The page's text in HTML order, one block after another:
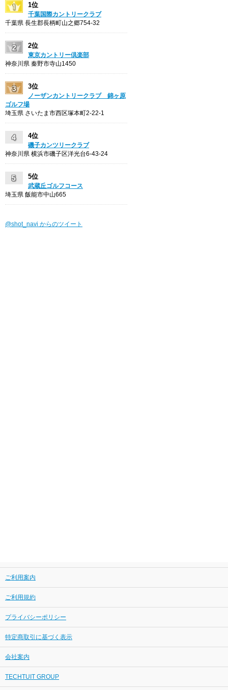
1位
千葉国際カントリークラブ
千葉県 長生郡長柄町山之郷754-32
2位
東京カントリー倶楽部
神奈川県 秦野市寺山1450
3位
ノーザンカントリークラブ 錦ヶ原
ゴルフ場
埼玉県 さいたま市西区塚本町2-22-1
4位
磯子カンツリークラブ
神奈川県 横浜市磯子区洋光台6-43-24
5位
武蔵丘ゴルフコース
埼玉県 飯能市中山665
@shot_navi からのツイート
ご利用案内
ご利用規約
プライバシーポリシー
特定商取引に基づく表示
会社案内
TECHTUIT GROUP